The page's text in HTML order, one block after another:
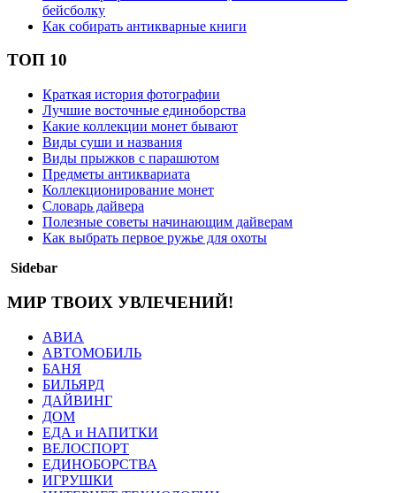
бейсболку
Как собирать антикварные книги
ТОП 10
Краткая история фотографии
Лучшие восточные единоборства
Какие коллекции монет бывают
Виды суши и названия
Виды прыжков с парашютом
Предметы антиквариата
Коллекционирование монет
Словарь дайвера
Полезные советы начинающим дайверам
Как выбрать первое ружье для охоты
Sidebar
МИР ТВОИХ УВЛЕЧЕНИЙ!
АВИА
АВТОМОБИЛЬ
БАНЯ
БИЛЬЯРД
ДАЙВИНГ
ДОМ
ЕДА и НАПИТКИ
ВЕЛОСПОРТ
ЕДИНОБОРСТВА
ИГРУШКИ